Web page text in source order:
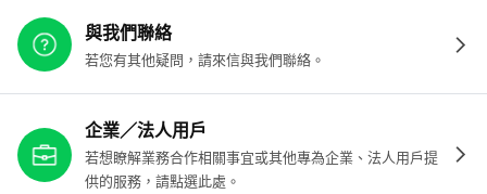
與我們聯絡
若您有其他疑問，請來信與我們聯絡。
企業／法人用戶
若想瞭解業務合作相關事宜或其他專為企業、法人用戶提
供的服務，請點選此處。